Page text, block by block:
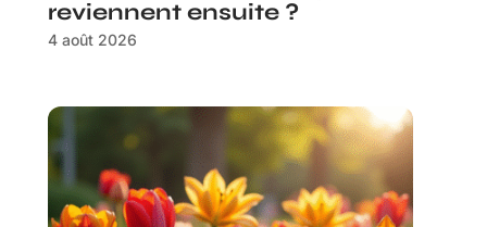
reviennent ensuite ?
4 août 2026